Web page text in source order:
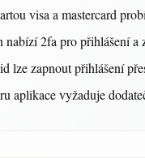
visa a mastercard
nabízí 2fa pro přihlášení
lze zapnout přihlášení
aplikace vyžaduje